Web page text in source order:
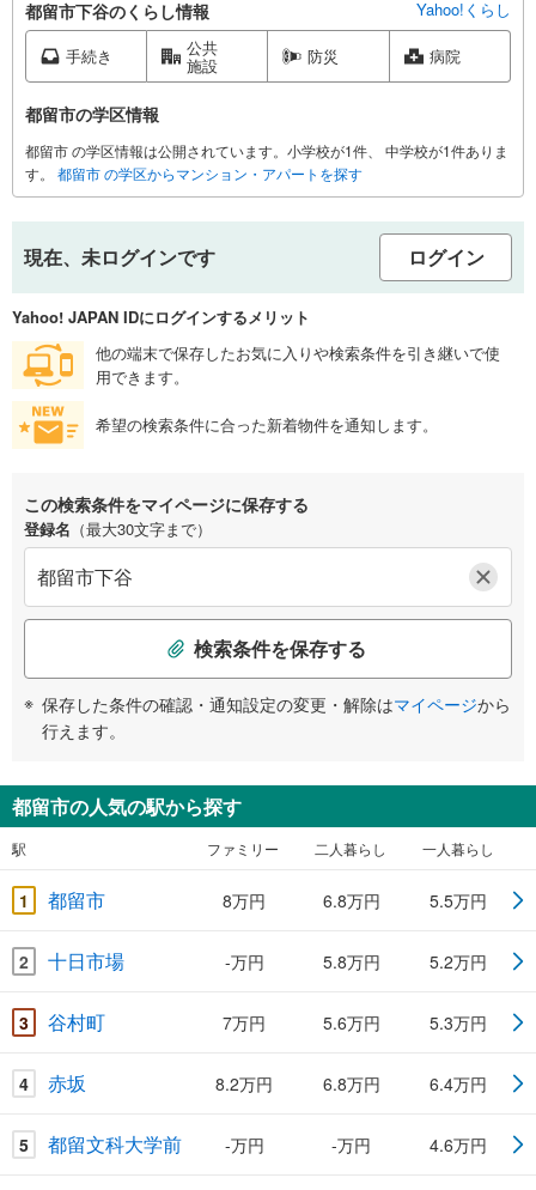
都留市下谷のくらし情報 Yahoo!くらし
手続き 公共
施設 防災 病院
都留市の学区情報
都留市 の学区情報は公開されています。小学校が1件、 中学校が1件ありま
す。
都留市 の学区からマンション・アパートを探す
現在、未ログインです ログイン
Yahoo! JAPAN IDにログインするメリット
他の端末で保存したお気に入りや検索条件を引き継いで使
用できます。
希望の検索条件に合った新着物件を通知します。
この検索条件をマイページに保存する
登録名 （最大30文字まで）
検索条件を保存する
保存した条件の確認・通知設定の変更・解除はマイページから
行えます。
都留市の人気の駅から探す
駅 ファミリー 二人暮らし 一人暮らし
1 都留市 8万円 6.8万円 5.5万円
2 十日市場 -万円 5.8万円 5.2万円
3 谷村町 7万円 5.6万円 5.3万円
4 赤坂 8.2万円 6.8万円 6.4万円
5 都留文科大学前 -万円 -万円 4.6万円